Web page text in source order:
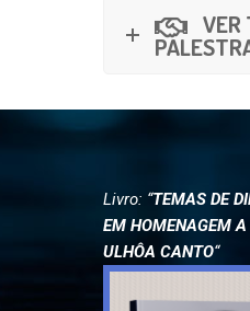
VER
Livro: “TEMAS DE
EM HOMENAGEM A
ULHÔA CANTO“